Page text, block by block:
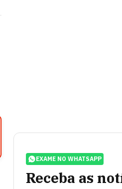
EXAME NO WHATSAPP
Receba as